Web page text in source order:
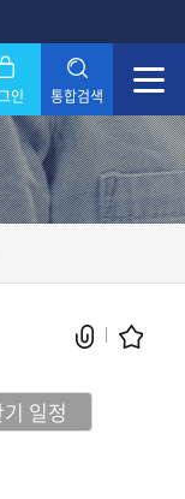
인 통합검색
닫기
찾는 메뉴로
일정